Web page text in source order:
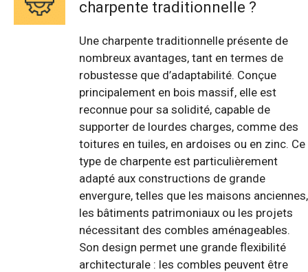
charpente traditionnelle ?
Une charpente traditionnelle présente de
nombreux avantages, tant en termes de
robustesse que d’adaptabilité. Conçue
principalement en bois massif, elle est
reconnue pour sa solidité, capable de
supporter de lourdes charges, comme des
toitures en tuiles, en ardoises ou en zinc. Ce
type de charpente est particulièrement
adapté aux constructions de grande
envergure, telles que les maisons anciennes,
les bâtiments patrimoniaux ou les projets
nécessitant des combles aménageables.
Son design permet une grande flexibilité
architecturale : les combles peuvent être